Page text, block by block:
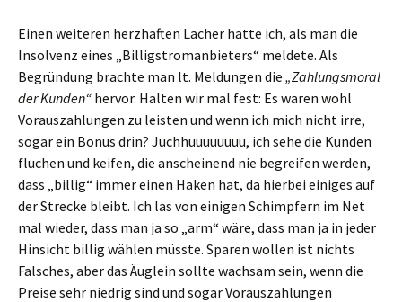
Einen weiteren herzhaften Lacher hatte ich, als man die
Insolvenz eines „Billigstromanbieters“ meldete. Als
Begründung brachte man lt. Meldungen die „Zahlungsmoral
der Kunden“ hervor. Halten wir mal fest: Es waren wohl
Vorauszahlungen zu leisten und wenn ich mich nicht irre,
sogar ein Bonus drin? Juchhuuuuuuuu, ich sehe die Kunden
fluchen und keifen, die anscheinend nie begreifen werden,
dass „billig“ immer einen Haken hat, da hierbei einiges auf
der Strecke bleibt. Ich las von einigen Schimpfern im Net
mal wieder, dass man ja so „arm“ wäre, dass man ja in jeder
Hinsicht billig wählen müsste. Sparen wollen ist nichts
Falsches, aber das Äuglein sollte wachsam sein, wenn die
Preise sehr niedrig sind und sogar Vorauszahlungen